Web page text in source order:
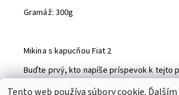
Gramáž: 300g
Mikina s kapucňou Fiat 2
Buďte prvý, kto napíše príspevok k tejto
Pridať komentár
Tento web používa súbory cookie.